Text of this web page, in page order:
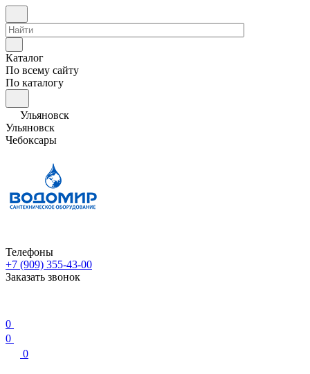
Каталог
По всему сайту
По каталогу
Ульяновск
Ульяновск
Чебоксары
Телефоны
+7 (909) 355-43-00
Заказать звонок
0
0
0